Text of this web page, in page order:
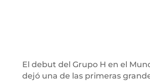
El debut del Grupo H en el
dejó una de las primeras